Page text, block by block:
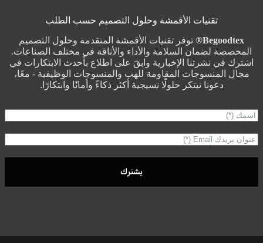
تقنيات الأقمشة وحلول التصميم حسب الطلب
Begoodtex®
توفر تقنيات الأقمشة المتقدمة وحلول التصميم
المخصصة لضمان السلامة والأداء والأناقة في مختلف الصناعات.
اشترك في نشرتنا الإخبارية وابقَ على اطلاع بأحدث الابتكارات في
مجال المنسوجات المقاومة للهب والمنسوجات الوظيفية - معًا،
دعونا نبتكر حلولًا نسيجية أكثر ذكاءً وأمانًا وابتكارًا.
يشترك